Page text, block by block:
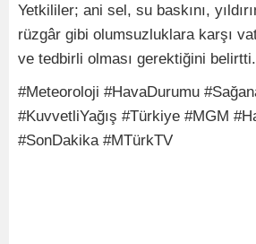
Yetkililer; ani sel, su baskını,
rüzgâr gibi olumsuzluklara karşı
ve tedbirli olması gerektiğini belirtti.
#Meteoroloji #HavaDurumu
#KuvvetliYağış #Türkiye #MGM
#SonDakika #MTürkTV